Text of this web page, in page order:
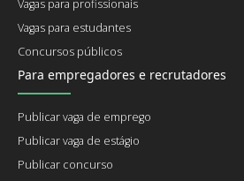
Vagas para profissionais
Vagas para estudantes
Concursos públicos
Para empregadores e recrutadores
Publicar vaga de emprego
Publicar vaga de estágio
Publicar concurso